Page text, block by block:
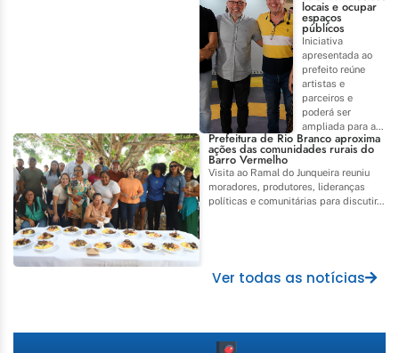
locais e ocupar
espaços
públicos
Iniciativa
apresentada ao
prefeito reúne
artistas e
parceiros e
poderá ser
ampliada para a...
Prefeitura de Rio Branco aproxima
ações das comunidades rurais do
Barro Vermelho
Visita ao Ramal do Junqueira reuniu
moradores, produtores, lideranças
políticas e comunitárias para discutir...
Ver todas as notícias